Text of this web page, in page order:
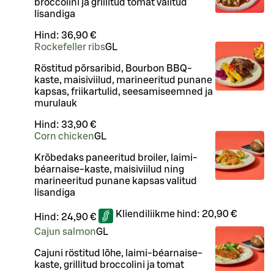
broccolini ja grillitud tomat valitud
lisandiga
Hind: 36,90 €
Rockefeller ribsGL
Röstitud põrsaribid, Bourbon BBQ-
kaste, maisiviilud, marineeritud punane
kapsas, friikartulid, seesamiseemned ja
murulauk
Hind: 33,90 €
Corn chickenGL
Krõbedaks paneeritud broiler, laimi-
béarnaise-kaste, maisiviilud ning
marineeritud punane kapsas valitud
lisandiga
Hind: 24,90 € Kliendiliikme hind: 20,90 €
Cajun salmonGL
Cajuni röstitud lõhe, laimi-béarnaise-
kaste, grillitud broccolini ja tomat